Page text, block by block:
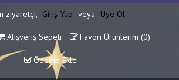
ziyaretçi, Giriş Yap veya Üye Ol
Alışveriş Sepeti Favori Ürünlerim (0)
Ödeme Ekle